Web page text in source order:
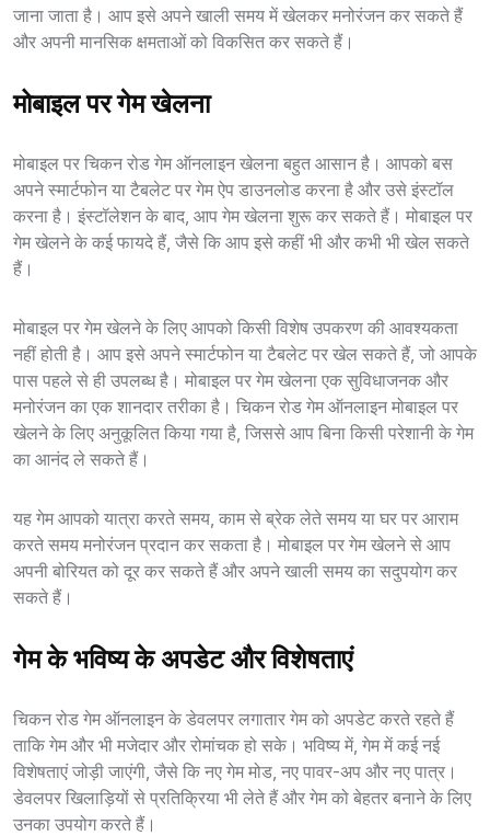
जाना जाता है। आप इसे अपने खाली समय में खेलकर मनोरंजन कर सकते हैं
और अपनी मानसिक क्षमताओं को विकसित कर सकते हैं।
मोबाइल पर गेम खेलना
मोबाइल पर चिकन रोड गेम ऑनलाइन खेलना बहुत आसान है। आपको बस
अपने स्मार्टफोन या टैबलेट पर गेम ऐप डाउनलोड करना है और उसे इंस्टॉल
करना है। इंस्टॉलेशन के बाद, आप गेम खेलना शुरू कर सकते हैं। मोबाइल पर
गेम खेलने के कई फायदे हैं, जैसे कि आप इसे कहीं भी और कभी भी खेल सकते
हैं।
मोबाइल पर गेम खेलने के लिए आपको किसी विशेष उपकरण की आवश्यकता
नहीं होती है। आप इसे अपने स्मार्टफोन या टैबलेट पर खेल सकते हैं, जो आपके
पास पहले से ही उपलब्ध है। मोबाइल पर गेम खेलना एक सुविधाजनक और
मनोरंजन का एक शानदार तरीका है। चिकन रोड गेम ऑनलाइन मोबाइल पर
खेलने के लिए अनुकूलित किया गया है, जिससे आप बिना किसी परेशानी के गेम
का आनंद ले सकते हैं।
यह गेम आपको यात्रा करते समय, काम से ब्रेक लेते समय या घर पर आराम
करते समय मनोरंजन प्रदान कर सकता है। मोबाइल पर गेम खेलने से आप
अपनी बोरियत को दूर कर सकते हैं और अपने खाली समय का सदुपयोग कर
सकते हैं।
गेम के भविष्य के अपडेट और विशेषताएं
चिकन रोड गेम ऑनलाइन के डेवलपर लगातार गेम को अपडेट करते रहते हैं
ताकि गेम और भी मजेदार और रोमांचक हो सके। भविष्य में, गेम में कई नई
विशेषताएं जोड़ी जाएंगी, जैसे कि नए गेम मोड, नए पावर-अप और नए पात्र।
डेवलपर खिलाड़ियों से प्रतिक्रिया भी लेते हैं और गेम को बेहतर बनाने के लिए
उनका उपयोग करते हैं।